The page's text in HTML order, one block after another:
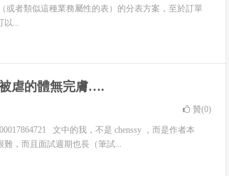
或者類似這種業務屬性的表）的分表方案，至於訂單
以...
虐的體無完膚….
贊(0)
文中的我，不是 chenssy ，而是作者本
，而且面試週期也長（筆試...